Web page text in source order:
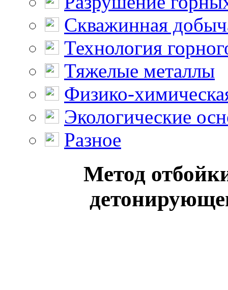
Скважинная
Технология
Тяжелые металлы
Физико-
Экологические
Разное
Метод